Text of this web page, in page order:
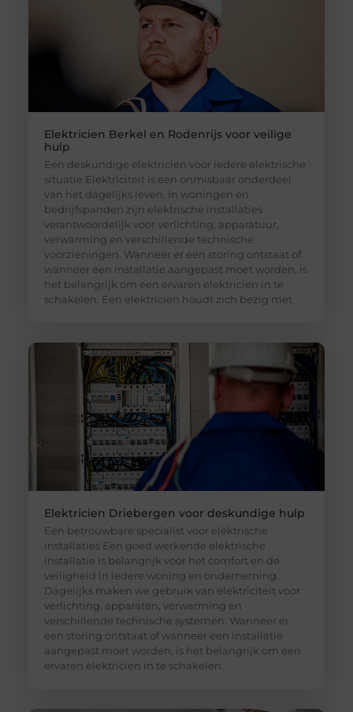
Elektricien Berkel en Rodenrijs voor veilige
hulp
Een deskundige elektricien voor iedere elektrische
situatie Elektriciteit is een onmisbaar onderdeel
van het dagelijks leven. In woningen en
bedrijfspanden zijn elektrische installaties
verantwoordelijk voor verlichting, apparatuur,
verwarming en verschillende technische
voorzieningen. Wanneer er een storing ontstaat of
wanneer een installatie aangepast moet worden, is
het belangrijk om een ervaren elektricien in te
schakelen. Een elektricien houdt zich bezig met
Elektricien Driebergen voor deskundige hulp
Een betrouwbare specialist voor elektrische
installaties Een goed werkende elektrische
installatie is belangrijk voor het comfort en de
veiligheid in iedere woning en onderneming.
Dagelijks maken we gebruik van elektriciteit voor
verlichting, apparaten, verwarming en
verschillende technische systemen. Wanneer er
een storing ontstaat of wanneer een installatie
aangepast moet worden, is het belangrijk om een
ervaren elektricien in te schakelen.